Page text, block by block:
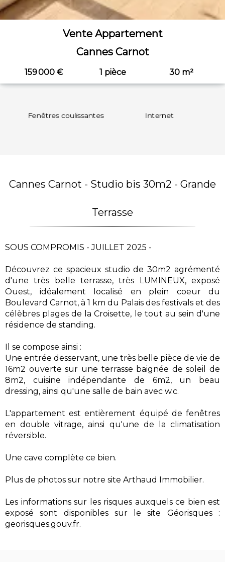
Vente Appartement
Cannes Carnot
159 000 € 1 pièce 30 m²
Fenêtres coulissantes Internet
Cannes Carnot - Studio bis 30m2 - Grande
Terrasse
SOUS COMPROMIS - JUILLET 2025 -
Découvrez ce spacieux studio de 30m2 agrémenté
d'une très belle terrasse, très LUMINEUX, exposé
Ouest, idéalement localisé en plein coeur du
Boulevard Carnot, à 1 km du Palais des festivals et des
célèbres plages de la Croisette, le tout au sein d'une
résidence de standing.
Il se compose ainsi :
Une entrée desservant, une très belle pièce de vie de
16m2 ouverte sur une terrasse baignée de soleil de
8m2, cuisine indépendante de 6m2, un beau
dressing, ainsi qu'une salle de bain avec w.c.
L'appartement est entièrement équipé de fenêtres
en double vitrage, ainsi qu'une de la climatisation
réversible.
Une cave complète ce bien.
Plus de photos sur notre site Arthaud Immobilier.
Les informations sur les risques auxquels ce bien est
exposé sont disponibles sur le site Géorisques :
georisques.gouv.fr.